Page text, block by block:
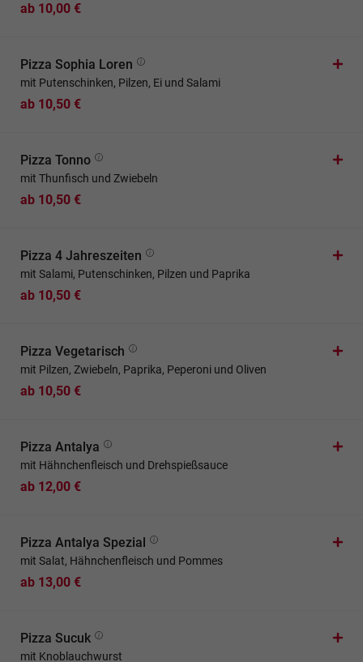
ab 10,00 €
Pizza Sophia Loren
mit Putenschinken, Pilzen, Ei und Salami
ab 10,50 €
Pizza Tonno
mit Thunfisch und Zwiebeln
ab 10,50 €
Pizza 4 Jahreszeiten
mit Salami, Putenschinken, Pilzen und Paprika
ab 10,50 €
Pizza Vegetarisch
mit Pilzen, Zwiebeln, Paprika, Peperoni und Oliven
ab 10,50 €
Pizza Antalya
mit Hähnchenfleisch und Drehspießsauce
ab 12,00 €
Pizza Antalya Spezial
mit Salat, Hähnchenfleisch und Pommes
ab 13,00 €
Pizza Sucuk
mit Knoblauchwurst